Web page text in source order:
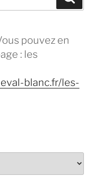
pouvez en
: les
blanc.fr/les-